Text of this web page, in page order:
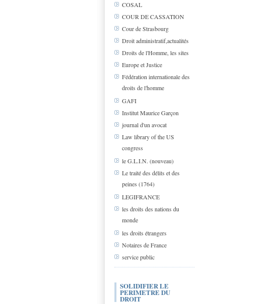
COSAL
COUR DE CASSATION
Cour de Strasbourg
Droit administratif,actualités
Droits de l'Homme, les sites
Europe et Justice
Fédération internationale des
droits de l'homme
GAFI
Institut Maurice Garçon
journal d'un avocat
Law library of the US
congress
le G.L.I.N. (nouveau)
Le traité des délits et des
peines (1764)
LEGIFRANCE
les droits des nations du
monde
les droits étrangers
Notaires de France
service public
SOLIDIFIER LE
PERIMETRE DU
DROIT